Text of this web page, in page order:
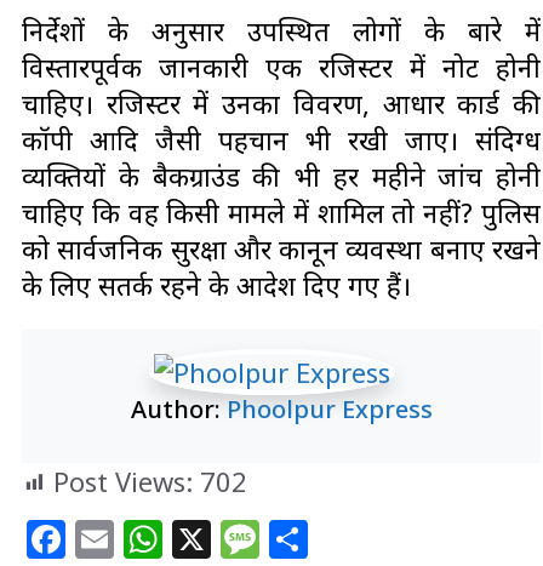
निर्देशों के अनुसार उपस्थित लोगों के बारे में
विस्तारपूर्वक जानकारी एक रजिस्टर में नोट होनी
चाहिए। रजिस्टर में उनका विवरण, आधार कार्ड की
कॉपी आदि जैसी पहचान भी रखी जाए। संदिग्ध
व्यक्तियों के बैकग्राउंड की भी हर महीने जांच होनी
चाहिए कि वह किसी मामले में शामिल तो नहीं? पुलिस
को सार्वजनिक सुरक्षा और कानून व्यवस्था बनाए रखने
के लिए सतर्क रहने के आदेश दिए गए हैं।
Author:Phoolpur Express
Post Views: 702
Facebook
EmailWhatsApp
X Message